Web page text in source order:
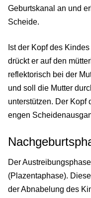
Geburtskanal an und
Scheide.
Ist der Kopf des
drückt er auf den
reflektorisch bei der
und soll die Mutter
unterstützen. Der Kopf
engen
Der
(Plazentaphase).
der Abnabelung des